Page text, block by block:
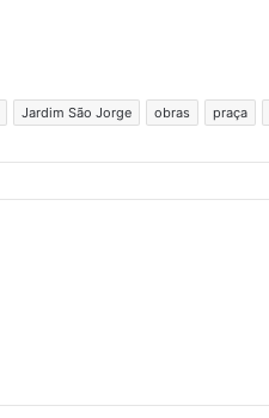
Jardim São Jorge obras praça